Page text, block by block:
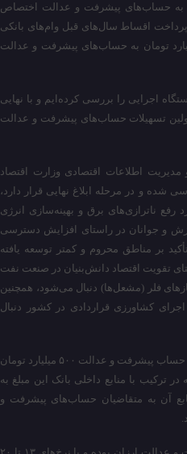
به حساب‌های پیشرفت و عدالت اختصاص
محل بازپرداخت اقساط سال‌های قبل وام‌های بانکی
و در مجموع ۲ هزار میلیارد تومان به حساب‌های پیشرفت و عدالت
تا کنون برنامه‌های اجرایی ۴ دستگاه اجرایی را بررسی کرده‌ایم و با نهایی
تسهیلات حساب‌های پیشرفت و عدالت
اطلاعات اقتصادی وزارت اقتصاد
شده و در مرحله ابلاغ نهایی قرار دارد،
رفع ناترازی‌های برق و بهینه‌سازی انرژی
و جوانان در راستای افزایش دسترسی
بر مناطق محروم و کمتر توسعه یافته
تقویت اقتصاد دانش‌بنیان در صنعت نفت
فلر (مشعل‌ها) دنبال می‌شود، همچنین
کشاورزی قراردادی در کشور دنبال
صیامی این را هم گفت:‌ در همین راستا از حساب پیشرفت و عدالت ۵۰۰ میلیارد تومان
ترکیب با منابع داخلی بانک این مبلغ به
منابع آن به متقاضیان حساب‌های پیشرفت و